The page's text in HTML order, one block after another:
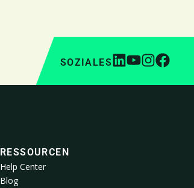
SOZIALES
RESSOURCEN
Help Center
Blog